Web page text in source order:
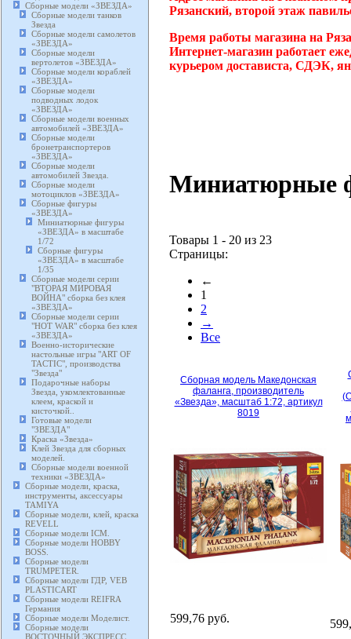
Сборные модели «ЗВЕЗДА»
Сборные модели танков
Звезда
Сборные модели самолетов
«ЗВЕЗДА»
Сборные модели
вертолетов «ЗВЕЗДА»
Сборные модели кораблей
«ЗВЕЗДА»
Сборные модели
подводных лодок
«ЗВЕЗДА»
Сборные модели военных
автомобилей «ЗВЕЗДА»
Сборные модели
бронетранспортеров
«ЗВЕЗДА»
Сборные модели
автомобилей Звезда.
Сборные модели
мотоциклов «ЗВЕЗДА»
Сборные фигуры
«ЗВЕЗДА»
Миниатюрные фигуры
«ЗВЕЗДА» в масштабе
1/72
Сборные фигуры
«ЗВЕЗДА» в масштабе
1/35
Сборные модели серии
"ВТОРАЯ МИРОВАЯ
ВОЙНА" сборка без клея
«ЗВЕЗДА»
Сборные модели серии
"HOT WAR" сборка без клея
«ЗВЕЗДА»
Военно-исторические
настольные игры "ART OF
TACTIC", производства
"Звезда"
Подарочные наборы
Звезда, укомлектованные
клеем, краской и
кисточкой..
Готовые модели
"ЗВЕЗДА"
Краска «Звезда»
Клей Звезда для сборных
моделей.
Сборные модели военной
техники «ЗВЕЗДА»
Сборные модели, краска,
инструменты, аксессуары
TAMIYA
Сборные модели, клей, краска
REVELL
Сборные модели ICM.
Сборные модели HOBBY
BOSS.
Сборные модели
TRUMPETER.
Сборные модели ГДР, VEB
PLASTICART
Сборные модели REIFRA
Германия
Сборные модели Моделист.
Сборные модели
ВОСТОЧНЫЙ ЭКСПРЕСС
Рязанский, второй этаж
Время работы магазина на
Интернет-магазин работает
курьером достависта, СДЭК,
Миниатюрные
Товары 1 - 20 из 23
Страницы:
←
1
2
→
Все
Сборная модель Македонская
фаланга, производитель
«Звезда», масштаб 1:72, артикул
8019
599,76 руб.